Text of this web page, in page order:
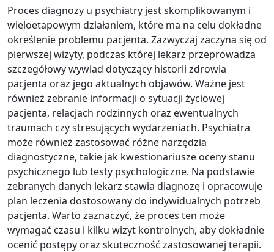
Proces diagnozy u psychiatry jest skomplikowanym i
wieloetapowym działaniem, które ma na celu dokładne
określenie problemu pacjenta. Zazwyczaj zaczyna się od
pierwszej wizyty, podczas której lekarz przeprowadza
szczegółowy wywiad dotyczący historii zdrowia
pacjenta oraz jego aktualnych objawów. Ważne jest
również zebranie informacji o sytuacji życiowej
pacjenta, relacjach rodzinnych oraz ewentualnych
traumach czy stresujących wydarzeniach. Psychiatra
może również zastosować różne narzędzia
diagnostyczne, takie jak kwestionariusze oceny stanu
psychicznego lub testy psychologiczne. Na podstawie
zebranych danych lekarz stawia diagnozę i opracowuje
plan leczenia dostosowany do indywidualnych potrzeb
pacjenta. Warto zaznaczyć, że proces ten może
wymagać czasu i kilku wizyt kontrolnych, aby dokładnie
ocenić postępy oraz skuteczność zastosowanej terapii.